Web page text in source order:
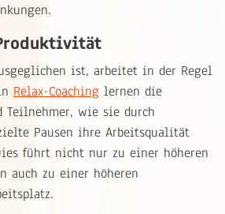
ist, arbeitet in der Regel
Relax-Coaching lernen die
Teilnehmer, wie sie durch
Pausen ihre Arbeitsqualität
führt nicht nur zu einer höheren
auch zu einer höheren